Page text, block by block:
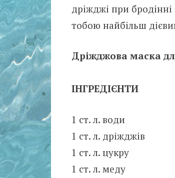
дріжджі при бродінні
тобою найбільш
Дріжджова маска
ІНГРЕДІЄНТИ
1 ст. л. води
1 ст. л. дріжджів
1 ст. л. цукру
1 ст. л. меду